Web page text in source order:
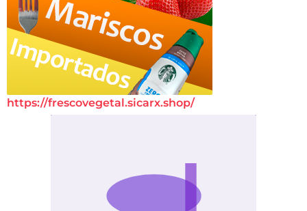
https://frescovegetal.sicarx.shop/